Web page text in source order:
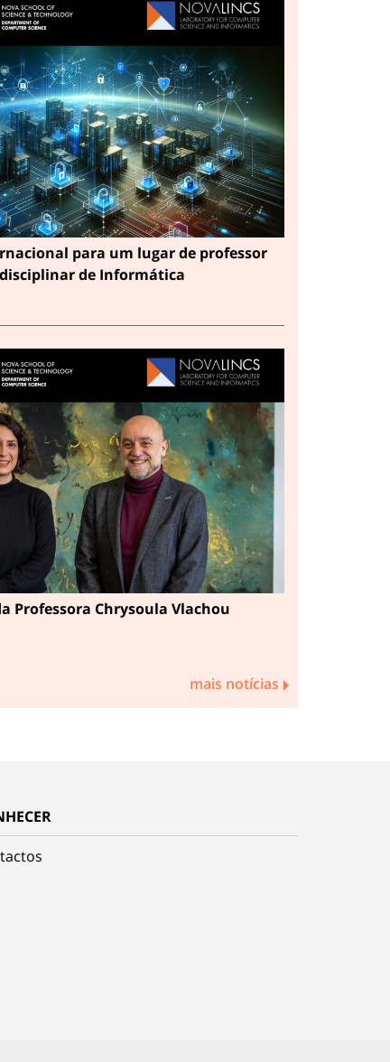
para um lugar de professor
de Informática
Professora Chrysoula Vlachou
mais notícias